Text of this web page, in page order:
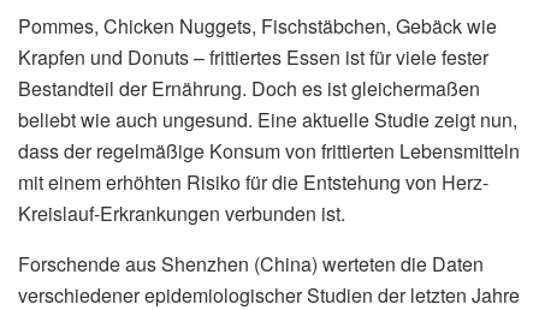
Pommes, Chicken Nuggets, Fischstäbchen, Gebäck wie
Krapfen und Donuts – frittiertes Essen ist für viele fester
Bestandteil der Ernährung. Doch es ist gleichermaßen
beliebt wie auch ungesund. Eine aktuelle Studie zeigt nun,
dass der regelmäßige Konsum von frittierten Lebensmitteln
mit einem erhöhten Risiko für die Entstehung von Herz-
Kreislauf-Erkrankungen verbunden ist.
Forschende aus Shenzhen (China) werteten die Daten
verschiedener epidemiologischer Studien der letzten Jahre